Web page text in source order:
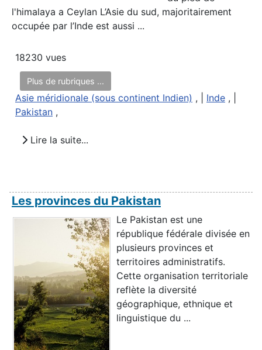
l'himalaya a Ceylan L’Asie du sud, majoritairement
occupée par l’Inde est aussi ...
18230 vues
Plus de rubriques ...
Asie méridionale (sous continent Indien) , | Inde , |
Pakistan ,
Lire la suite...
Les provinces du Pakistan
Le Pakistan est une
république fédérale divisée en
plusieurs provinces et
territoires administratifs.
Cette organisation territoriale
reflète la diversité
géographique, ethnique et
linguistique du ...